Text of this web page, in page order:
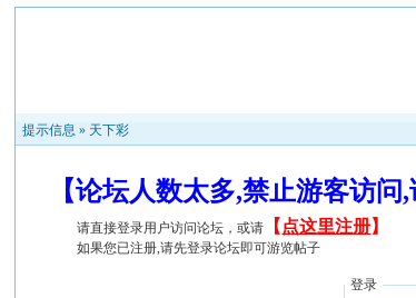
提示信息 » 天下彩
【论坛人数太多,禁止游客访
请直接登录用户访问论坛，或请 【 点这里注册】
如果您已注册,请先登录论坛即可游览帖子
登录